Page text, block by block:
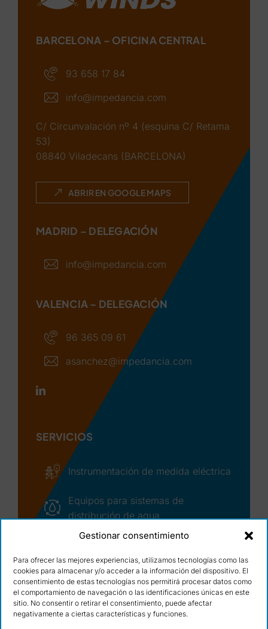
Gestionar consentimiento
Para ofrecer las mejores experiencias, utilizamos tecnologías como las
cookies para almacenar y/o acceder a la información del dispositivo. El
consentimiento de estas tecnologías nos permitirá procesar datos como
el comportamiento de navegación o las identificaciones únicas en este
sitio. No consentir o retirar el consentimiento, puede afectar
negativamente a ciertas características y funciones.
BARCELONA – OFICINA CENTRAL
93 658 17 84
info@impedancia.com
C/ Circunvalación nº 4 (esquina C/ Retama
53)
08840 Viladecans (BARCELONA)
ABRIR EN GOOGLE MAPS
MADRID – DELEGACIÓN
info@impedancia.com
VALENCIA – DELEGACIÓN
96 365 09 61
asanchez@impedancia.com
SERVICIOS
Instrumentación de medida eléctrica
Equipos para sistemas de
distribución de agua
Asistencia técnica y seguimiento de
© Copyright – 2026 | Ocean Winds, S.L.
Condiciones de uso
Cláusulas legales
Política de calidad|Cookies|Diseño web:
qualitystudio